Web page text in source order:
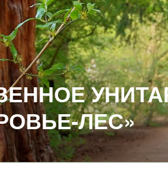
ЛЕС»